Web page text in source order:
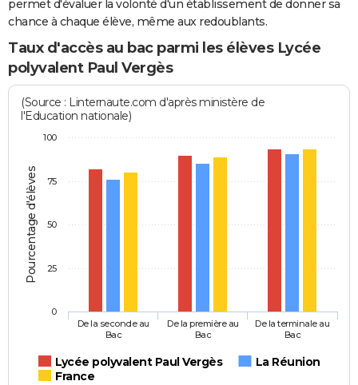
permet d'évaluer la volonté d'un établissement de donner sa
chance à chaque élève, même aux redoublants.
Taux d'accès au bac parmi les élèves Lycée
polyvalent Paul Vergès
Pourcentage d'élèves
(Source : Linternaute.com d'après ministère de
l'Education nationale)
Lycée polyvalent Paul Vergès
La Réunion
France
De la seconde au
Bac
De la première au
Bac
De la terminale au
Bac
0
25
50
75
100